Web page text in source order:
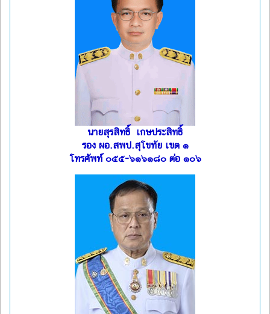
นายสุรสิทธิ์ เกษประสิทธิ์
รอง ผอ.สพป.สุโขทัย เขต ๑
โทรศัพท์ ๐๕๕-๖๑๖๑๘๐ ต่อ ๑๐๖